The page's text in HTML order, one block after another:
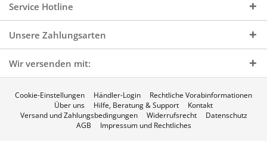
Service Hotline
Unsere Zahlungsarten
Wir versenden mit:
Cookie-Einstellungen Händler-Login
Rechtliche Vorabinformationen
Über uns
Hilfe, Beratung & Support
Kontakt
Versand und Zahlungsbedingungen
Widerrufsrecht
Datenschutz
AGB
Impressum und Rechtliches